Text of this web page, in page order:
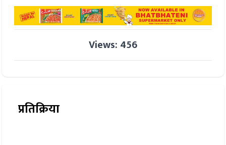
Views: 456
प्रतिक्रिया